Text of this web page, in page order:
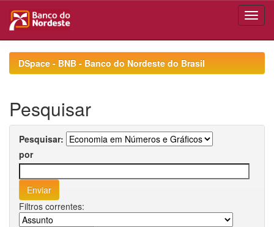
navigationDSpace - BNB - Banco do Nordeste do Brasil
Pesquisar
Pesquisar:
por
Filtros correntes: